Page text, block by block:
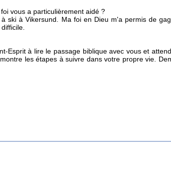
vous a particulièrement aidé ?
ski à Vikersund. Ma foi en Dieu m'a permis de
Esprit à lire le passage biblique avec vous et
les étapes à suivre dans votre propre vie.